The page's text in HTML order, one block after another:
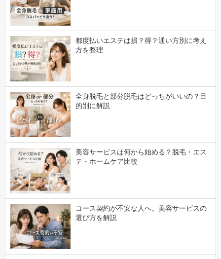
都度払いエステは損？得？通い方別に考え
方を整理
全身脱毛と部分脱毛はどっちがいいの？目
的別に解説
美容サービスは何から始める？脱毛・エス
テ・ホームケア比較
コース契約が不安な人へ。美容サービスの
選び方を解説